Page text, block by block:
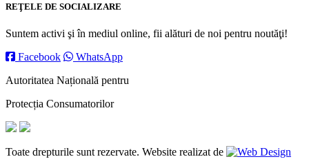
REŢELE DE SOCIALIZARE
Suntem activi şi în mediul online, fii alături de noi pentru noutăţi!
Facebook
WhatsApp
Autoritatea Națională pentru
Protecția Consumatorilor
Toate drepturile sunt rezervate. Website realizat de